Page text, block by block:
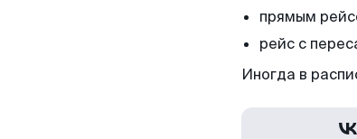
прямым
рейс с
Иногда в